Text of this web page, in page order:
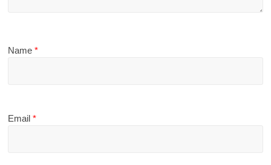
Name*
Email*